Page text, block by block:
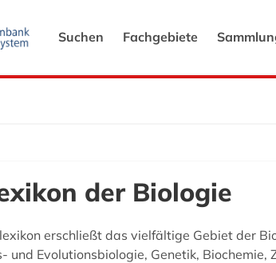
Suchen Fachgebiete
der Biologie
erschließt das vielfältige Gebiet der
und Evolutionsbiologie, Genetik,